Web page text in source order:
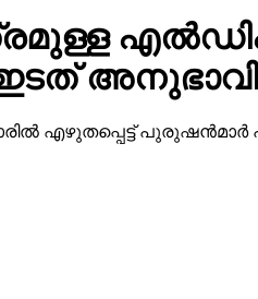
ഇടത്
എഴുതപ്പെട്ട് പുരുഷന്‍മാര്‍